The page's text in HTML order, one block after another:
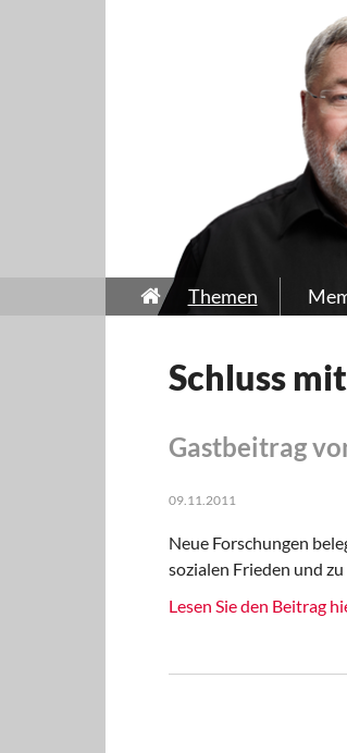
Themen
Schluss
Gastbeitrag
09.11.2011
Neue Forschungen
sozialen Frieden und
Lesen Sie den Beitrag